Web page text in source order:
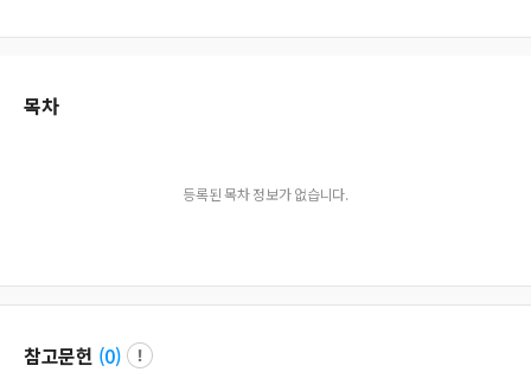
목차
등록된 목차 정보가 없습니다.
참고문헌 (0)